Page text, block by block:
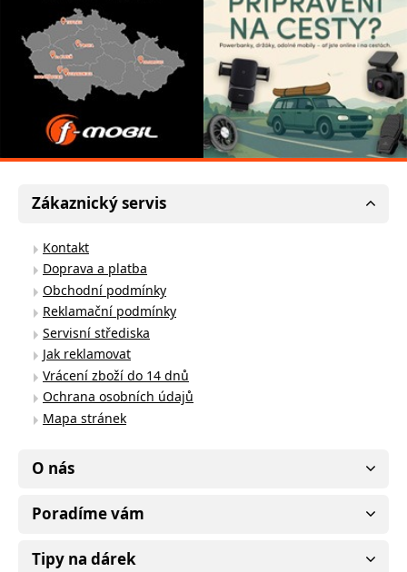
Zákaznický servis
Kontakt
Doprava a platba
Obchodní podmínky
Reklamační podmínky
Servisní střediska
Jak reklamovat
Vrácení zboží do 14 dnů
Ochrana osobních údajů
Mapa stránek
O nás
Poradíme vám
Tipy na dárek